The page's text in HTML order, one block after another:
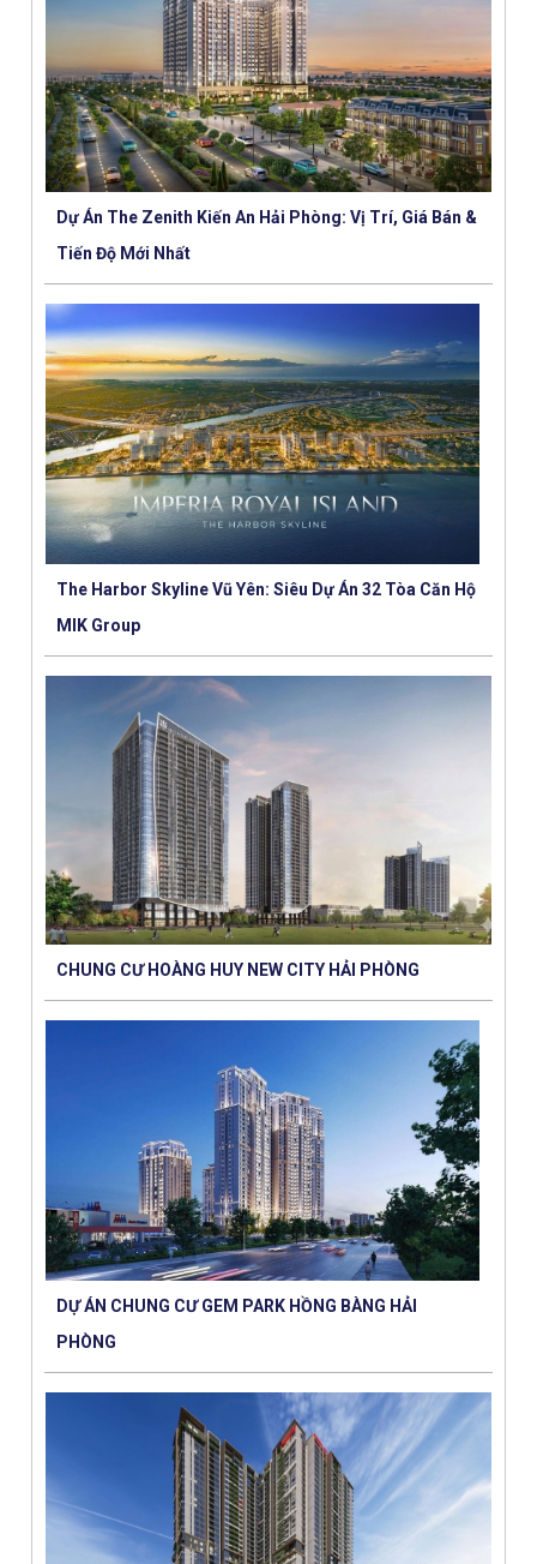
Dự Án The Zenith Kiến An Hải Phòng: Vị Trí, Giá Bán &
Tiến Độ Mới Nhất
The Harbor Skyline Vũ Yên: Siêu Dự Án 32 Tòa Căn Hộ
MIK Group
CHUNG CƯ HOÀNG HUY NEW CITY HẢI PHÒNG
DỰ ÁN CHUNG CƯ GEM PARK HỒNG BÀNG HẢI
PHÒNG